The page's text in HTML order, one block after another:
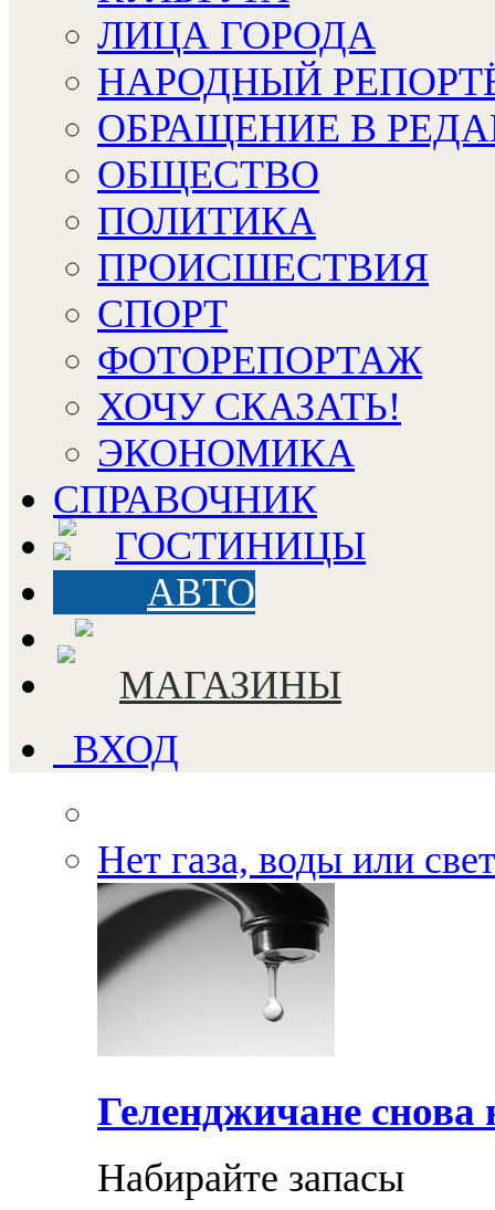
ЛИЦА ГОРОДА
НАРОДНЫЙ
ОБРАЩЕНИЕ В
ОБЩЕСТВО
ПОЛИТИКА
ПРОИСШЕСТВИЯ
СПОРТ
ФОТОРЕПОРТАЖ
ХОЧУ СКАЗАТЬ!
ЭКОНОМИКА
СПРАВОЧНИК
ГОСТИНИЦЫ
АВТО
МАГАЗИНЫ
ВХОД
Нет газа, воды или
Геленджичане снова
Набирайте запасы